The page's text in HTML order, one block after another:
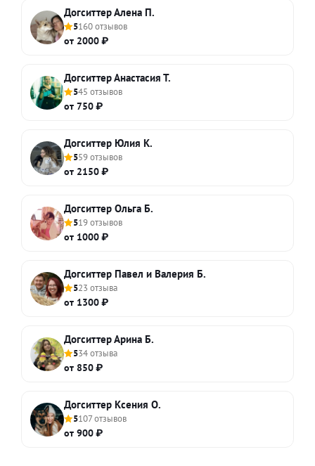
Догситтер Алена П.
5160 отзывов
от 2000 ₽
Догситтер Анастасия Т.
545 отзывов
от 750 ₽
Догситтер Юлия К.
559 отзывов
от 2150 ₽
Догситтер Ольга Б.
519 отзывов
от 1000 ₽
Догситтер Павел и Валерия Б.
523 отзыва
от 1300 ₽
Догситтер Арина Б.
534 отзыва
от 850 ₽
Догситтер Ксения О.
5107 отзывов
от 900 ₽